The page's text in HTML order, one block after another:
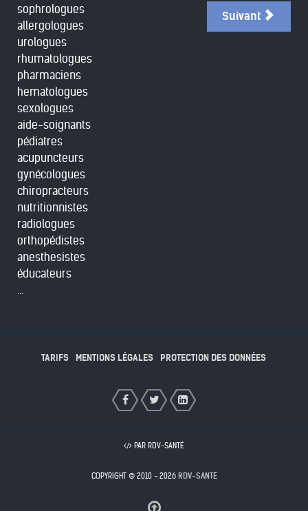
sophrologues
allergologues
urologues
rhumatologues
pharmaciens
hematologues
sexologues
aide-soignants
pédiatres
acupuncteurs
gynécologues
chiropracteurs
nutritionnistes
radiologues
orthopédistes
anesthesistes
éducateurs
...
Suivant
TARIFS MENTIONS LÉGALES PROTECTION DES DONNÉES
PAR RDV-SANTÉ
COPYRIGHT © 2010 - 2026 RDV-SANTÉ